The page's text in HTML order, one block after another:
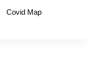
Covid Map